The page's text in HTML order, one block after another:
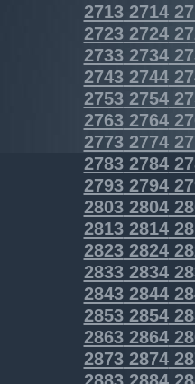
27132714
27232724
27332734
27432744
27532754
27632764
27732774
27832784
27932794
28032804
28132814
28232824
28332834
28432844
28532854
28632864
28732874